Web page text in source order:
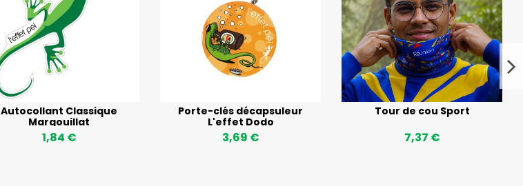
Autocollant Classique
Margouillat
1,84 €
Porte-clés décapsuleur
L'effet Dodo
3,69 €
Tour de cou Sport
7,37 €